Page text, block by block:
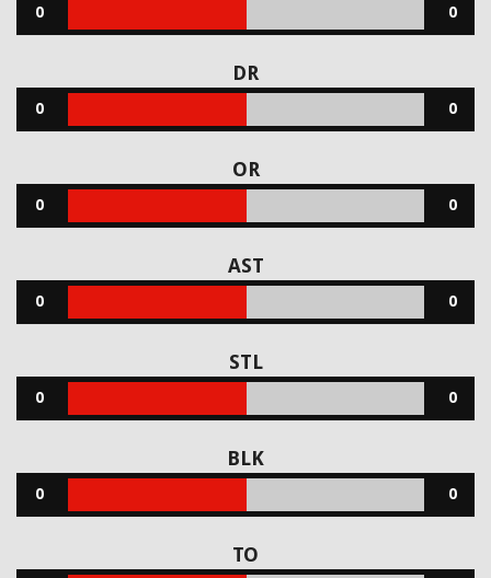
0 0
DR
0 0
OR
0 0
AST
0 0
STL
0 0
BLK
0 0
TO